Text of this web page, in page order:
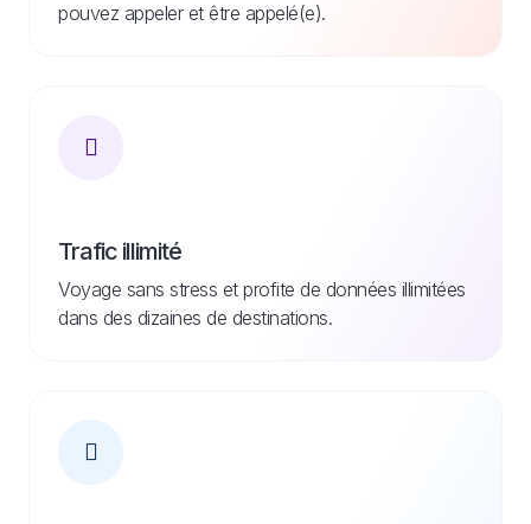
pouvez appeler et être appelé(e).
Trafic illimité
Voyage sans stress et profite de données illimitées
dans des dizaines de destinations.